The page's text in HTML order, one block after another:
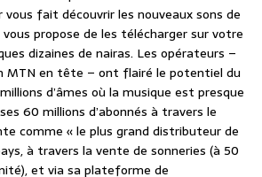
vous fait découvrir les nouveaux sons de
propose de les télécharger sur votre
dizaines de nairas. Les opérateurs –
MTN en tête – ont flairé le potentiel du
d’âmes où la musique est presque
60 millions d’abonnés à travers le
comme « le plus grand distributeur de
à travers la vente de sonneries (à 50
et via sa plateforme de